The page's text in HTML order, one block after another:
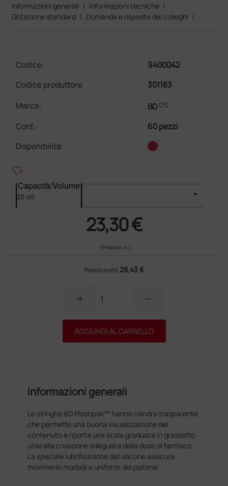
Informazioni generali | Informazioni tecniche |
Dotazione standard | Domande e risposte dei colleghi |
Codice:
9400042
Codice produttore
301183
Marca:
BDlink
Conf.:
60 pezzi
Disponibilità:
heart_plus
Capacità/Volume
23,30 €
(Prezzo i.e.)
Prezzo ivato 28,43 €
add remove
AGGIUNGI AL CARRELLO
Informazioni generali
Le siringhe BD Plastipak™ hanno cilindro trasparente
che permette una buona visualizzazione del
contenuto e riporta una scala graduata in grassetto
utile alla creazione adeguata della dose di farmaco.
La speciale lubrificazione del silicone assicura
movimenti morbidi e uniformi del pistone.